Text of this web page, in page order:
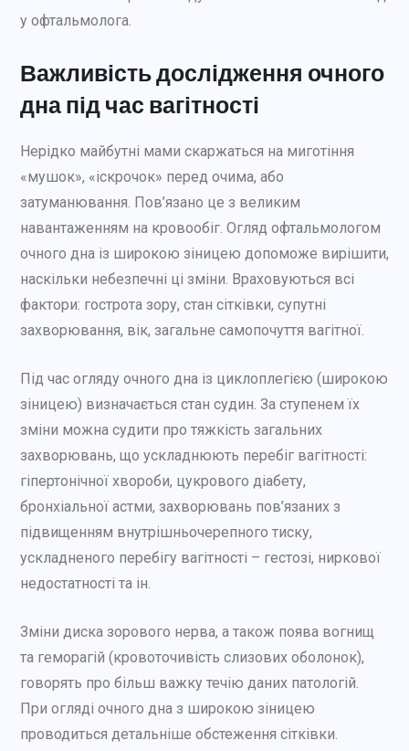
у офтальмолога.
Важливість дослідження очного
дна під час вагітності
Нерідко майбутні мами скаржаться на миготіння
«мушок», «іскрочок» перед очима, або
затуманювання. Пов’язано це з великим
навантаженням на кровообіг. Огляд офтальмологом
очного дна із широкою зіницею допоможе вирішити,
наскільки небезпечні ці зміни. Враховуються всі
фактори: гострота зору, стан сітківки, супутні
захворювання, вік, загальне самопочуття вагітної.
Під час огляду очного дна із циклоплегією (широкою
зіницею) визначається стан судин. За ступенем їх
зміни можна судити про тяжкість загальних
захворювань, що ускладнюють перебіг вагітності:
гіпертонічної хвороби, цукрового діабету,
бронхіальної астми, захворювань пов’язаних з
підвищенням внутрішньочерепного тиску,
ускладненого перебігу вагітності – гестозі, ниркової
недостатності та ін.
Зміни диска зорового нерва, а також поява вогнищ
та геморагій (кровоточивість слизових оболонок),
говорять про більш важку течію даних патологій.
При огляді очного дна з широкою зіницею
проводиться детальніше обстеження сітківки.